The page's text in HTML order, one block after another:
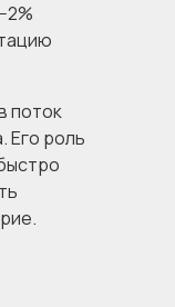
поток
Его роль